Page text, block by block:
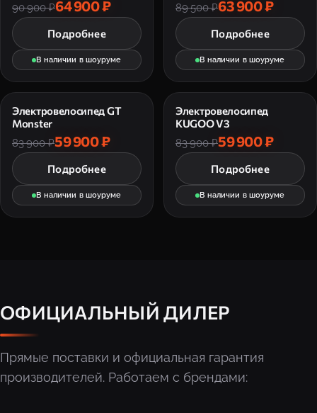
90 900 ₽64 900 ₽
Подробнее
В наличии в шоуруме
89 500 ₽63 900 ₽
Подробнее
В наличии в шоуруме
Электровелосипед GT
Monster
83 900 ₽59 900 ₽
Подробнее
В наличии в шоуруме
Электровелосипед
KUGOO V3
83 900 ₽59 900 ₽
Подробнее
В наличии в шоуруме
ОФИЦИАЛЬНЫЙ ДИЛЕР
Прямые поставки и официальная гарантия
производителей. Работаем с брендами: